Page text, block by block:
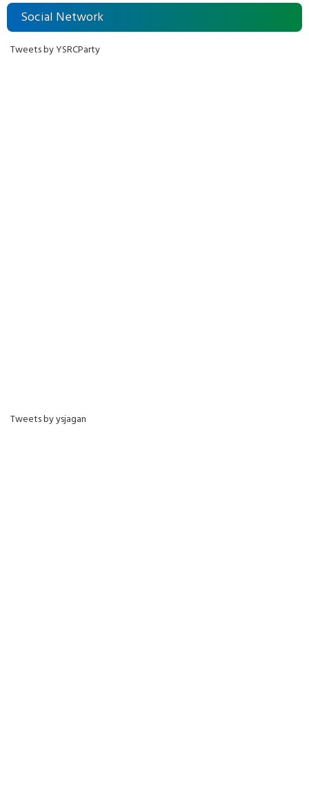
Social Network
Tweets by YSRCParty
Tweets by ysjagan